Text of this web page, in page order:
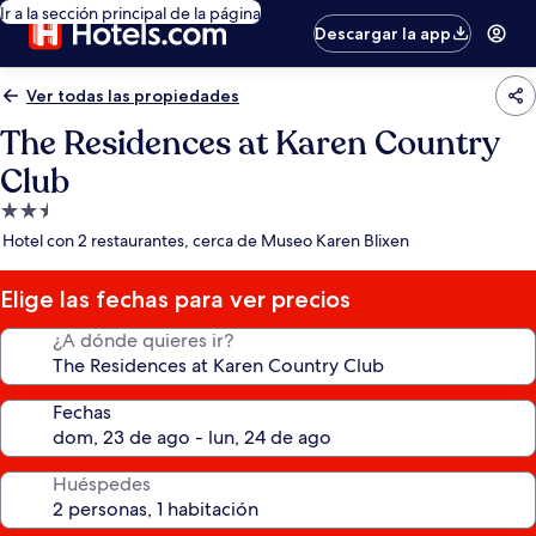
Ir a la sección principal de la página
Descargar la app
Ver todas las propiedades
The Residences at Karen Country
Club
Propiedad
de
estrellas
Hotel con 2 restaurantes, cerca de Museo Karen Blixen
Elige las fechas para ver precios
¿A dónde quieres ir?
Fechas
Huéspedes